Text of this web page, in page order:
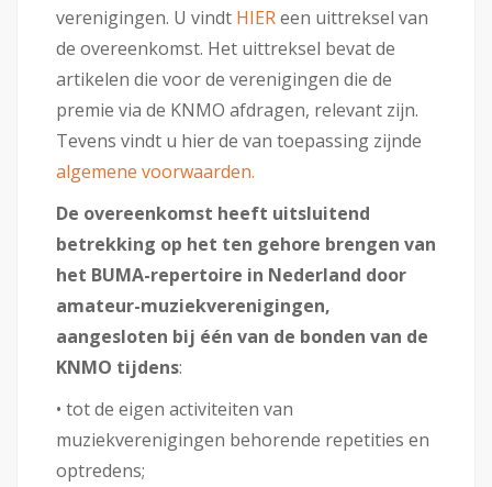
verenigingen. U vindt HIEReen uittreksel van
de overeenkomst. Het uittreksel bevat de
artikelen die voor de verenigingen die de
premie via de KNMO afdragen, relevant zijn.
Tevens vindt u hier de van toepassing zijnde
algemene voorwaarden.
De overeenkomst heeft uitsluitend
betrekking op het ten gehore brengen van
het BUMA-repertoire in Nederland door
amateur-muziekverenigingen,
aangesloten bij één van de bonden van de
KNMO tijdens:
• tot de eigen activiteiten van
muziekverenigingen behorende repetities en
optredens;